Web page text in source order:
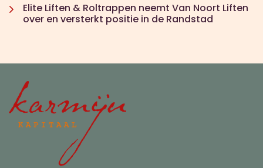
Elite Liften & Roltrappen neemt Van Noort Liften
over en versterkt positie in de Randstad